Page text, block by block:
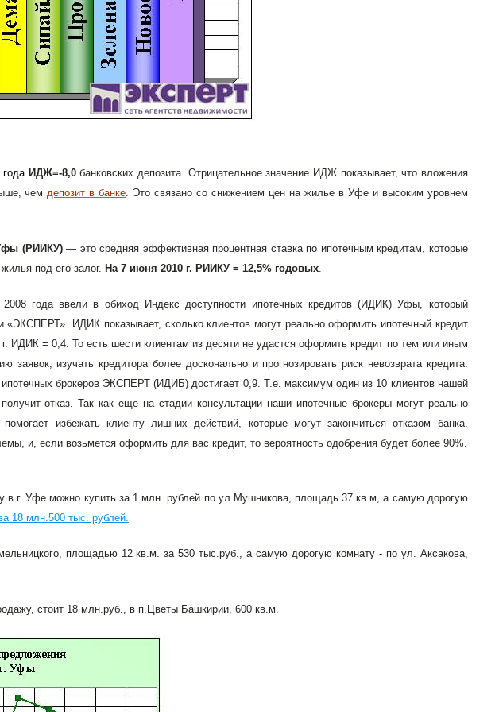
ИДЖ=-8,0банковских депозита. Отрицательное значение ИДЖ показывает, что вложения
чемдепозит в банке. Это связано со снижением цен на жилье в Уфе и высоким уровнем
(РИИКУ)— это средняя эффективная процентная ставка по ипотечным кредитам, которые
под его залог. На 7 июня 2010 г. РИИКУ = 12,5% годовых.
года ввели в обиход Индекс доступности ипотечных кредитов (ИДИК) Уфы, который
«ЭКСПЕРТ». ИДИК показывает, сколько клиентов могут реально оформить ипотечный кредит
ИДИК = 0,4. То есть шести клиентам из десяти не удастся оформить кредит по тем или иным
изучать кредитора более досконально и прогнозировать риск невозврата кредита.
брокеров ЭКСПЕРТ (ИДИБ) достигает 0,9. Т.е. максимум один из 10 клиентов нашей
отказ. Так как еще на стадии консультации наши ипотечные брокеры могут реально
помогает избежать клиенту лишних действий, которые могут закончиться отказом банка.
и, если возьмется оформить для вас кредит, то вероятность одобрения будет более 90%.
в г. Уфе можно купить за 1 млн. рублей по ул.Мушникова, площадь 37 кв.м, а самую дорогую
18 млн.500 тыс. рублей.
площадью 12 кв.м. за 530 тыс.руб., а самую дорогую комнату - по ул. Аксакова,
стоит 18 млн.руб., в п.Цветы Башкирии, 600 кв.м.